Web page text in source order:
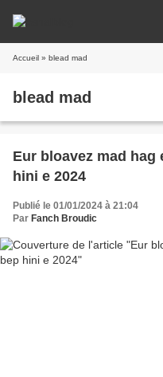
Accueil » blead mad
blead mad
Eur bloavez mad hag
hini e 2024
Publié le 01/01/2024 à 21:04
Par Fanch Broudic